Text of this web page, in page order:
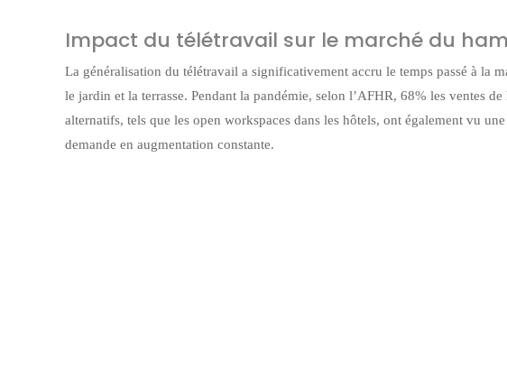
Impact du télétravail sur le marché du
La généralisation du télétravail a significativement accru le temps passé à la
le jardin et la terrasse. Pendant la pandémie, selon l’AFHR, 68% les ventes
alternatifs, tels que les open workspaces dans les hôtels, ont également vu
demande en augmentation constante.